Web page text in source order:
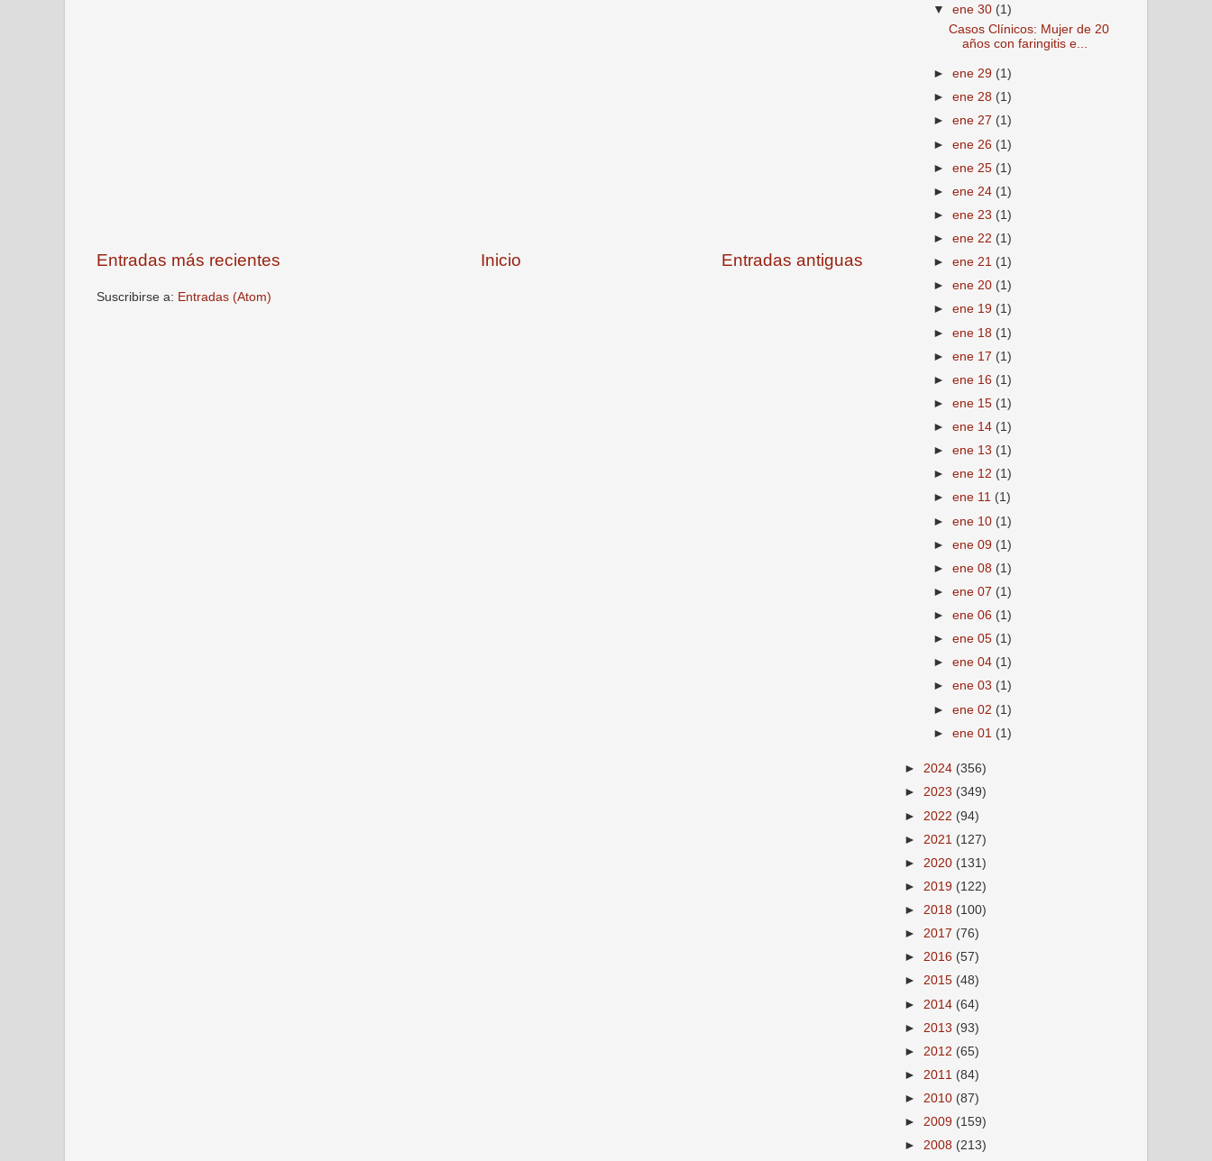
Entradas más recientes Entradas antiguas
Inicio
Suscribirse a: Entradas (Atom)
▼ene 30 (1)
Casos Clínicos: Mujer de 20
años con faringitis e...
►ene 29 (1)
►ene 28 (1)
►ene 27 (1)
►ene 26 (1)
►ene 25 (1)
►ene 24 (1)
►ene 23 (1)
►ene 22 (1)
►ene 21 (1)
►ene 20 (1)
►ene 19 (1)
►ene 18 (1)
►ene 17 (1)
►ene 16 (1)
►ene 15 (1)
►ene 14 (1)
►ene 13 (1)
►ene 12 (1)
►ene 11 (1)
►ene 10 (1)
►ene 09 (1)
►ene 08 (1)
►ene 07 (1)
►ene 06 (1)
►ene 05 (1)
►ene 04 (1)
►ene 03 (1)
►ene 02 (1)
►ene 01 (1)
► 2024 (356)
► 2023 (349)
► 2022 (94)
► 2021 (127)
► 2020 (131)
► 2019 (122)
► 2018 (100)
► 2017 (76)
► 2016 (57)
► 2015 (48)
► 2014 (64)
► 2013 (93)
► 2012 (65)
► 2011 (84)
► 2010 (87)
► 2009 (159)
► 2008 (213)